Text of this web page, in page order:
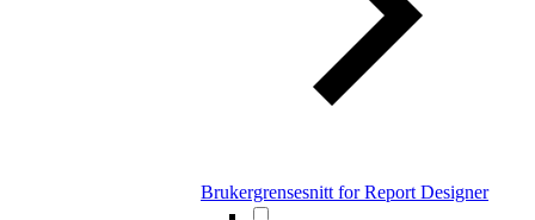
Brukergrensesnitt for Report Designer